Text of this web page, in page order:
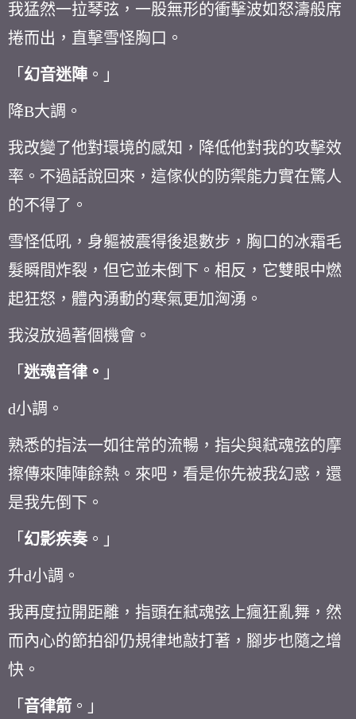
我猛然一拉琴弦，一股無形的衝擊波如怒濤般席
捲而出，直擊雪怪胸口。
「 幻音迷陣 。」
降B大調。
我改變了他對環境的感知，降低他對我的攻擊效
率。不過話說回來，這傢伙的防禦能力實在驚人
的不得了。
雪怪低吼，身軀被震得後退數步，胸口的冰霜毛
髮瞬間炸裂，但它並未倒下。相反，它雙眼中燃
起狂怒，體內湧動的寒氣更加洶湧。
我沒放過著個機會。
「 迷魂音律。 」
d小調。
熟悉的指法一如往常的流暢，指尖與弒魂弦的摩
擦傳來陣陣餘熱。來吧，看是你先被我幻惑，還
是我先倒下。
「 幻影疾奏。」
升d小調。
我再度拉開距離，指頭在弒魂弦上瘋狂亂舞，然
而內心的節拍卻仍規律地敲打著，腳步也隨之增
快。
「 音律箭 。」